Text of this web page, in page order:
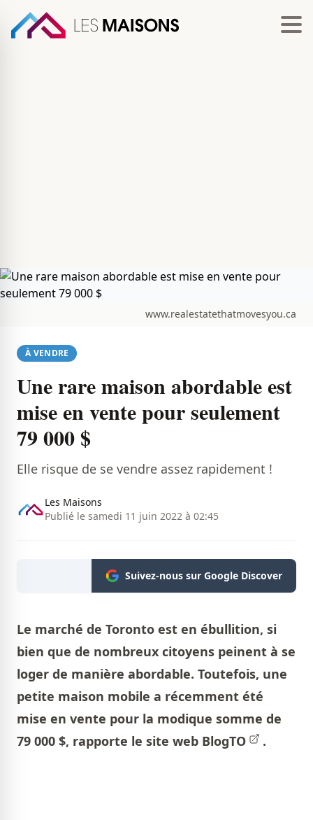
www.realestatethatmovesyou.ca
À VENDRE
Une rare maison abordable est
mise en vente pour seulement
79 000 $
Elle risque de se vendre assez rapidement !
Les Maisons
Publié le samedi 11 juin 2022 à 02:45
Suivez-nous sur Google Discover
Le marché de Toronto est en ébullition, si
bien que de nombreux citoyens peinent à se
loger de manière abordable. Toutefois, une
petite maison mobile a récemment été
mise en vente pour la modique somme de
79 000 $, rapporte le site web BlogTO .